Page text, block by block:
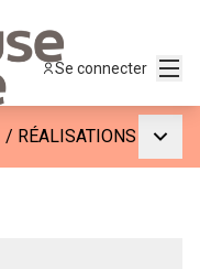
Se connecter
/ RÉALISATIONS